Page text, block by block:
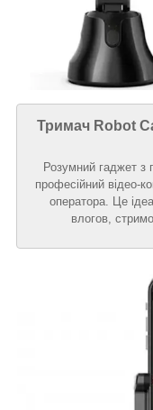
Тримач Robot
Розумний гаджет з
професійний відео-
оператора. Це
влогов,